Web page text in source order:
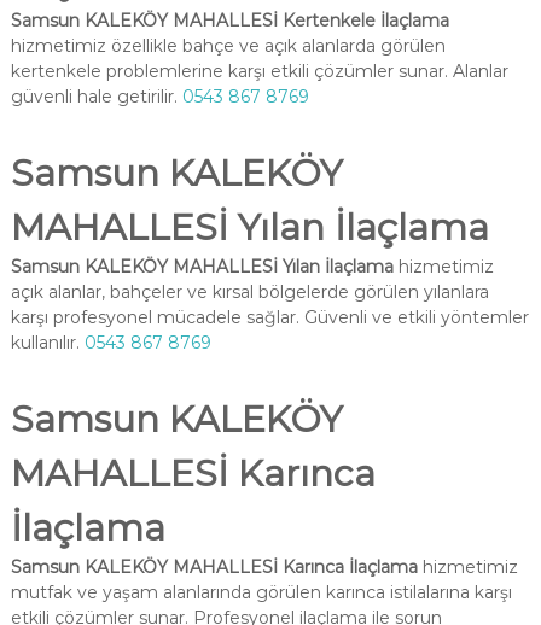
Samsun KALEKÖY MAHALLESİ Kertenkele İlaçlama
hizmetimiz özellikle bahçe ve açık alanlarda görülen
kertenkele problemlerine karşı etkili çözümler sunar. Alanlar
güvenli hale getirilir. 0543 867 8769
Samsun KALEKÖY
MAHALLESİ Yılan İlaçlama
Samsun KALEKÖY MAHALLESİ Yılan İlaçlamahizmetimiz
açık alanlar, bahçeler ve kırsal bölgelerde görülen yılanlara
karşı profesyonel mücadele sağlar. Güvenli ve etkili yöntemler
kullanılır. 0543 867 8769
Samsun KALEKÖY
MAHALLESİ Karınca
İlaçlama
Samsun KALEKÖY MAHALLESİ Karınca İlaçlamahizmetimiz
mutfak ve yaşam alanlarında görülen karınca istilalarına karşı
etkili çözümler sunar. Profesyonel ilaçlama ile sorun